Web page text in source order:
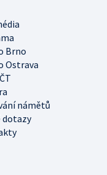
Brno
Ostrava
námětů
dotazy